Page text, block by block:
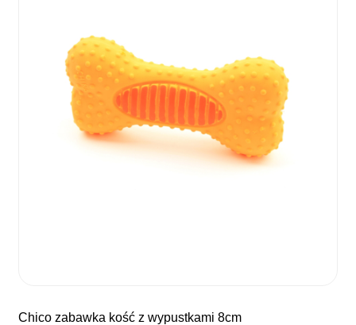
chico zabawka kość z wypustkami 8cm